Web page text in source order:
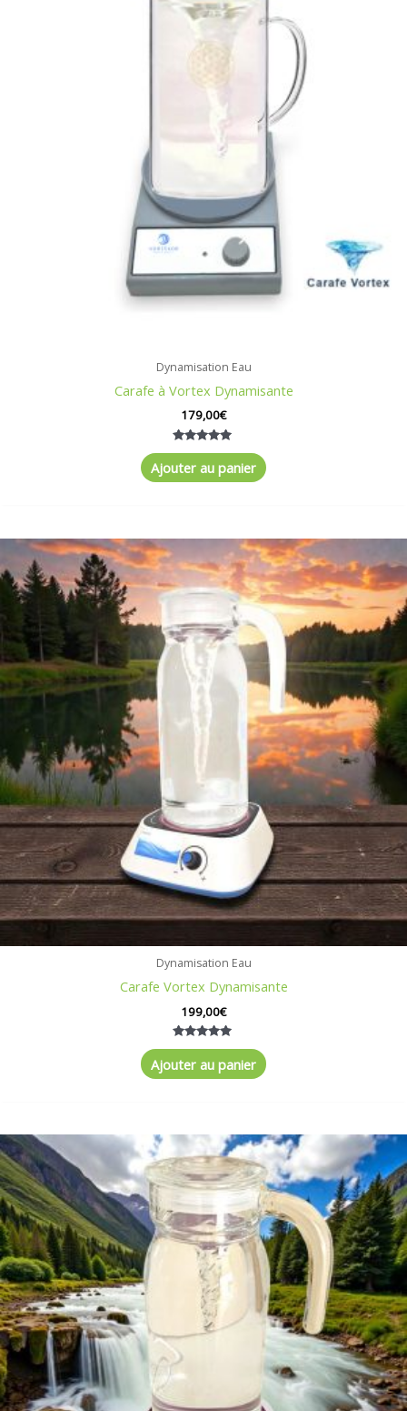
Dynamisation Eau
Carafe à Vortex Dynamisante
179,00€
Note
sur 5
Ajouter au panier
Dynamisation Eau
Carafe Vortex Dynamisante
199,00€
Note
sur 5
Ajouter au panier